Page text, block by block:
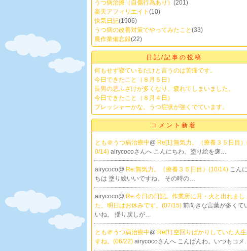
うつ病治療（自傷行為あり） (201)
楽天アフィリエイト (10)
快気日記(1906)
うつ病の改善対策でやってみたこと(33)
農作業備忘録(22)
日記/記事の投稿
何もせず寝ているだけと言うのは苦痛です。
今日できたこと（８月５日）
長男の悪ふざけが多くなり、疲れてしまいました。
今日できたこと（８月４日）
プレッシャーかな。うつ症状が強くでています。
コメント新着
とも＠うつ病治療中@ Re[1]:無気力。（療養３５日目
0/14) airycocoさんへ こんにちわ。塗り絵を褒…
airycoco@ Re:無気力。（療養３５日目）(10/14) こんに
ちは 塗り絵いいですね。 その時の…
airycoco@ Re:今日の日記。作業所に月・火と出れまし
た。明日はお休みです。(07/15) 前向きな言葉が多くて
いね。 揺り戻しが…
とも＠うつ病治療中@ Re[1]:空回りばかりしていた人
すね。(06/22) airycocoさんへ こんばんわ。いつもコ